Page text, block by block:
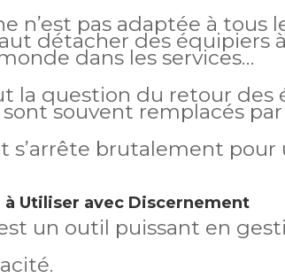
n’est pas adaptée à tous
détacher des équipiers
dans les services…
la question du retour des
souvent remplacés par
s’arrête brutalement pour
à Utiliser avec Discernement
un outil puissant en